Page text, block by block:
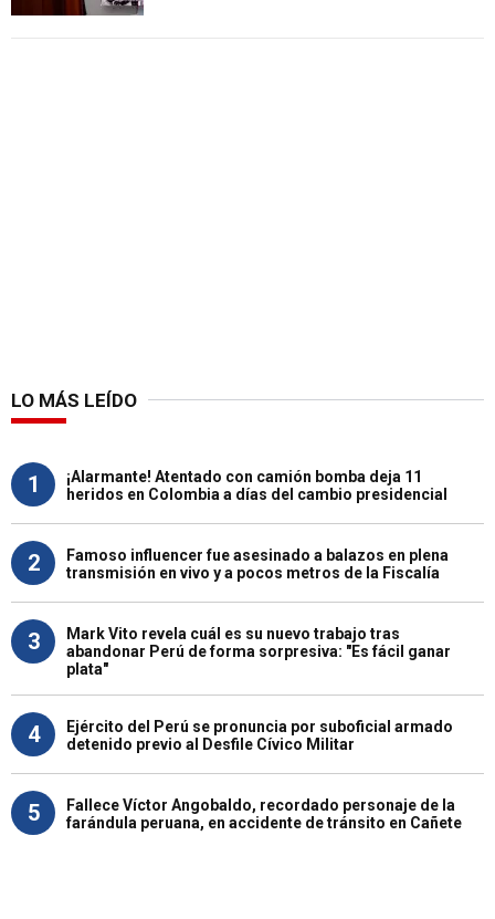
LO MÁS LEÍDO
1
¡Alarmante! Atentado con camión bomba deja 11
heridos en Colombia a días del cambio presidencial
2
Famoso influencer fue asesinado a balazos en plena
transmisión en vivo y a pocos metros de la Fiscalía
3
Mark Vito revela cuál es su nuevo trabajo tras
abandonar Perú de forma sorpresiva: "Es fácil ganar
plata"
4
Ejército del Perú se pronuncia por suboficial armado
detenido previo al Desfile Cívico Militar
5
Fallece Víctor Angobaldo, recordado personaje de la
farándula peruana, en accidente de tránsito en Cañete